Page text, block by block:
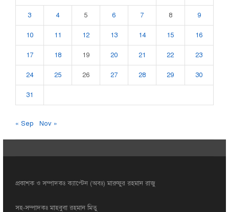
3 4 5 6 7 8 9
10 11 12 13 14 15 16
17 18 19 20 21 22 23
24 25 26 27 28 29 30
31
« Sep Nov »
প্রকাশক ও সম্পাদকঃ ক্যাপ্টেন (অবঃ) মারুফুর রহমান রাজু
সহ-সম্পাদকঃ মাহবুবা রহমান মিতু